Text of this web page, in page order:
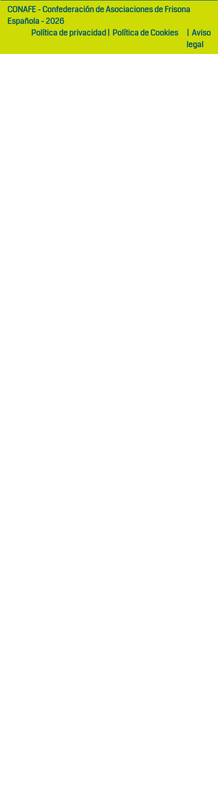
girls
abaya
maltepe
otelCONAFE - Confederación de Asociaciones de Frisona
Española - 2026
Política de privacidad| Política de Cookies | Aviso
legal